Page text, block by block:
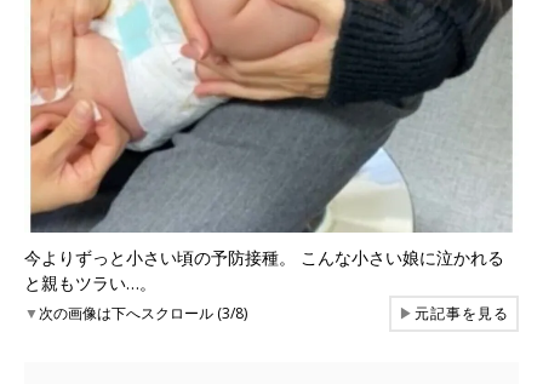
今よりずっと小さい頃の予防接種。 こんな小さい娘に泣かれる
と親もツラい…。
▼次の画像は下へスクロール (3/8) ▶元記事を見る